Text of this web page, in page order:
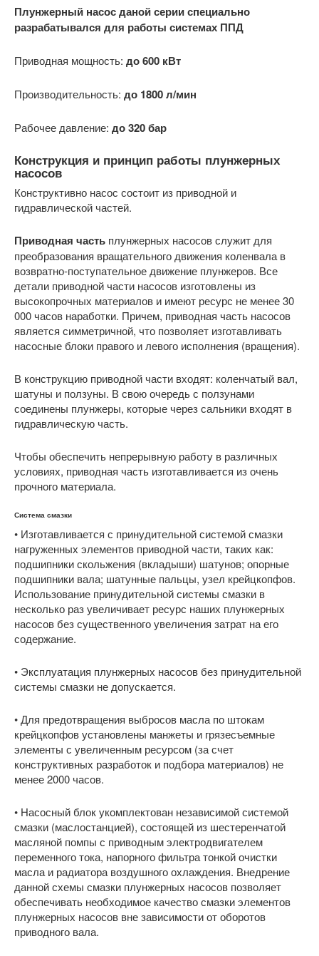
Плунжерный насос даной серии специально
разрабатывался для работы системах ППД
Приводная мощность: до 600 кВт
Производительность: до 1800 л/мин
Рабочее давление: до 320 бар
Конструкция и принцип работы плунжерных
насосов
Конструктивно насос состоит из приводной и
гидравлической частей.
Приводная часть плунжерных насосов служит для
преобразования вращательного движения коленвала в
возвратно-поступательное движение плунжеров. Все
детали приводной части насосов изготовлены из
высокопрочных материалов и имеют ресурс не менее 30
000 часов наработки. Причем, приводная часть насосов
является симметричной, что позволяет изготавливать
насосные блоки правого и левого исполнения (вращения).
В конструкцию приводной части входят: коленчатый вал,
шатуны и ползуны. В свою очередь с ползунами
соединены плунжеры, которые через сальники входят в
гидравлическую часть.
Чтобы обеспечить непрерывную работу в различных
условиях, приводная часть изготавливается из очень
прочного материала.
Система смазки
• Изготавливается с принудительной системой смазки
нагруженных элементов приводной части, таких как:
подшипники скольжения (вкладыши) шатунов; опорные
подшипники вала; шатунные пальцы, узел крейцкопфов.
Использование принудительной системы смазки в
несколько раз увеличивает ресурс наших плунжерных
насосов без существенного увеличения затрат на его
содержание.
• Эксплуатация плунжерных насосов без принудительной
системы смазки не допускается.
• Для предотвращения выбросов масла по штокам
крейцкопфов установлены манжеты и грязесъемные
элементы с увеличенным ресурсом (за счет
конструктивных разработок и подбора материалов) не
менее 2000 часов.
• Насосный блок укомплектован независимой системой
смазки (маслостанцией), состоящей из шестеренчатой
масляной помпы с приводным электродвигателем
переменного тока, напорного фильтра тонкой очистки
масла и радиатора воздушного охлаждения. Внедрение
данной схемы смазки плунжерных насосов позволяет
обеспечивать необходимое качество смазки элементов
плунжерных насосов вне зависимости от оборотов
приводного вала.